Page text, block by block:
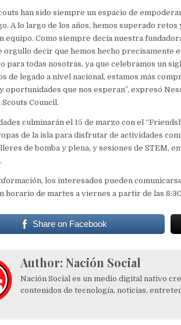
han sido siempre un espacio de
A lo largo de los años, hemos superado
equipo. Como siempre decía nuestra
orgullo decir que hemos hecho precisamente
para todas nosotras, ya que celebramos un
de legado a nivel nacional, estamos más
oportunidades que nos esperan”, expresó
Council.
culminarán el 15 de marzo con el
de la isla para disfrutar de actividades
de bomba y plena, y sesiones de STEM,
los interesados pueden
horario de martes a viernes a partir de las
Share on Facebook
Author: Nación Social
Nación Social es un medio digital nativo
contenidos de tecnología, noticias,